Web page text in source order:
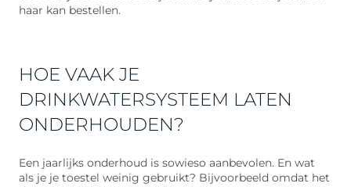
haar kan bestellen.
HOE VAAK JE
DRINKWATERSYSTEEM LATEN
ONDERHOUDEN?
Een jaarlijks onderhoud is sowieso aanbevolen. En wat
als je je toestel weinig gebruikt? Bijvoorbeeld omdat het